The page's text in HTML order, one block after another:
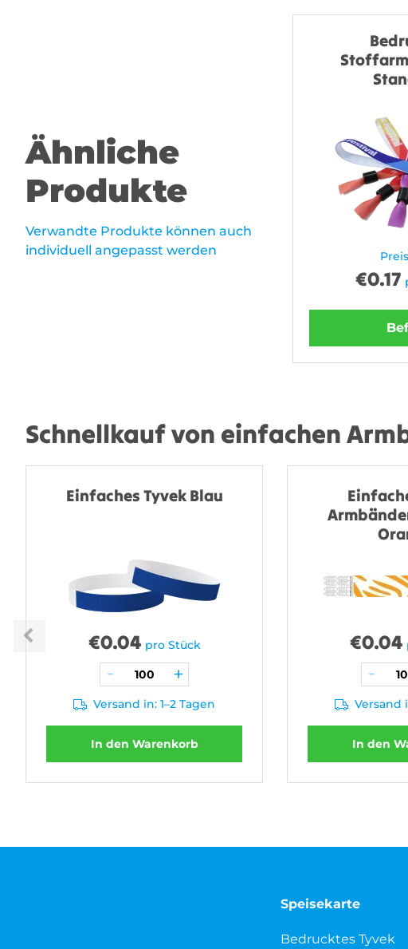
Ähnliche
Produkte
Verwandte Produkte können auch
individuell angepasst werden
€0.17
Schnellkauf von einfachen
Einfaches Tyvek Blau
€0.04 pro Stück
Versand in: 1–2 Tagen
In den Warenkorb
€0.04
Versand
In den
Speisekarte
Bedrucktes Tyvek